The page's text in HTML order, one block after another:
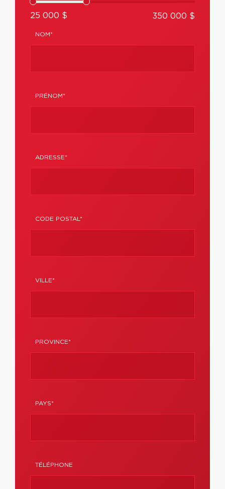
25 000 $ 350 000 $
NOM*
PRÉNOM*
ADRESSE*
CODE POSTAL*
VILLE*
PROVINCE*
PAYS*
TÉLÉPHONE